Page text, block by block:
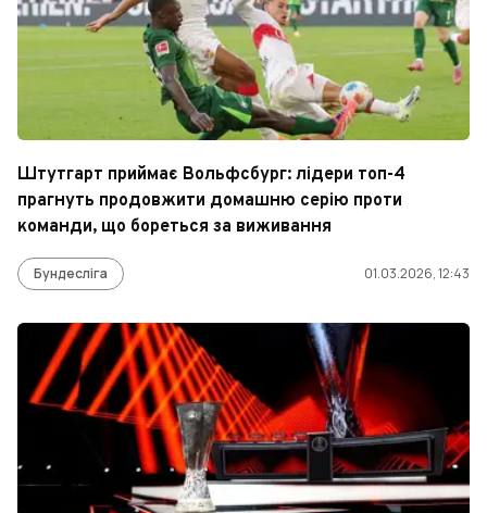
Штутгарт приймає Вольфсбург: лідери топ-4
прагнуть продовжити домашню серію проти
команди, що бореться за виживання
Бундесліга 01.03.2026, 12:43